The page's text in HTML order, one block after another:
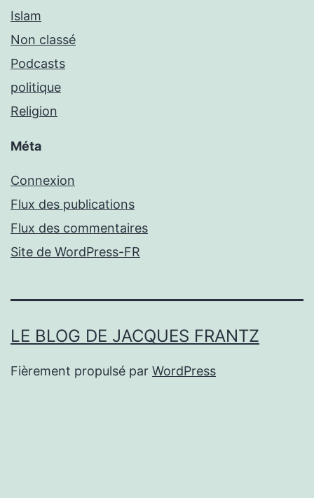
Islam
Non classé
Podcasts
politique
Religion
Méta
Connexion
Flux des publications
Flux des commentaires
Site de WordPress-FR
LE BLOG DE JACQUES FRANTZ
Fièrement propulsé par WordPress